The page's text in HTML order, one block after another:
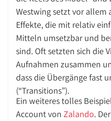
Westwing setzt vor allem
Effekte, die mit relativ
Mitteln umsetzbar und
sind. Oft setzten sich die
Aufnahmen zusammen
dass die Übergänge fast
(“Transitions”).
Ein weiteres tolles
Account vonZalando.